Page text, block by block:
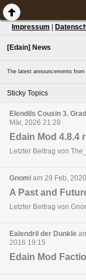
Impressum
[Edain] News
The latest announcements
Sticky Topics
Elendils Cousin 3.
Mär, 2026 21:28
Edain Mod 4.8.4
Letzter Beitrag von
Gnomi am 29 Feb,
A Past and
Letzter Beitrag von
Ealendril der Dunkle
2016 19:15
Edain Mod